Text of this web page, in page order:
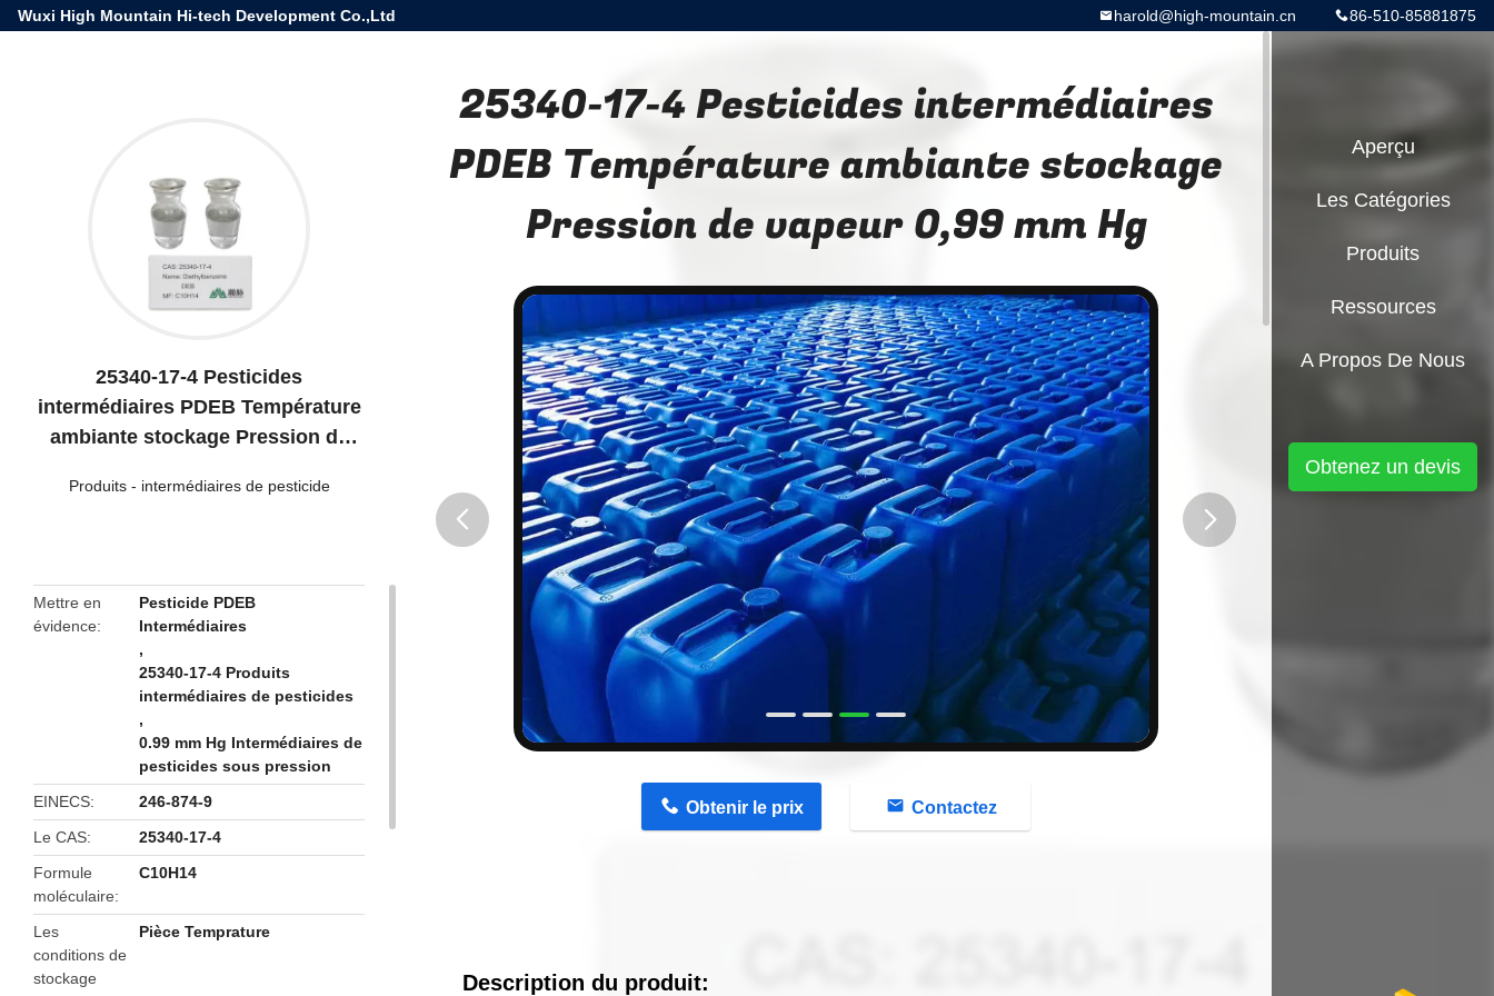
Wuxi High Mountain Hi-tech Development Co.,Ltd 86-510-85881875
harold@high-mountain.cn
25340-17-4 Pesticides
intermédiaires PDEB Température
ambiante stockage Pression de
Produits- intermédiaires de pesticide
Mettre en
évidence
Pesticide PDEB
Intermédiaires
,
25340-17-4 Produits
intermédiaires de pesticides
,
0.99 mm Hg Intermédiaires de
pesticides sous pression
EINECS
246-874-9
Le CAS
25340-17-4
Formule
moléculaire
C10H14
Les
conditions de
stockage
Pièce Temprature
25340-17-4 Pesticides intermédiaires
PDEB Température ambiante stockage
Pression de vapeur 0,99 mm Hg
Obtenir le prix Contactez
Description du produit:
Aperçu
Les Catégories
Produits
Ressources
A Propos De Nous
Obtenez un devis